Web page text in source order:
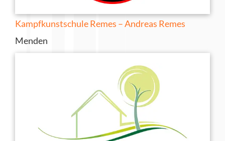
Kampfkunstschule Remes – Andreas Remes
Menden